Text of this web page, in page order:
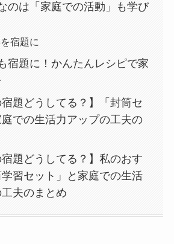
のは「家庭での活動」も学び
宿題に
宿題に！かんたんレシピで家
宿題どうしてる？】「封筒セ
での生活力アップの工夫の
宿題どうしてる？】私のおす
習セット」と家庭での生活
夫のまとめ